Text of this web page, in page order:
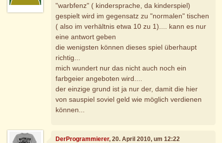
"warbfenz" ( kindersprache, da kinderspiel)
gespielt wird im gegensatz zu "normalen" tischen
( also im verhältnis etwa 10 zu 1).... kann es nur
eine antwort geben
die wenigsten können dieses spiel überhaupt
richtig...
mich wundert nur das nicht auch noch ein
farbgeier angeboten wird....
der einzige grund ist ja nur der, damit die hier
von sauspiel soviel geld wie möglich verdienen
können...
DerProgrammierer, 20. April 2010, um 12:22